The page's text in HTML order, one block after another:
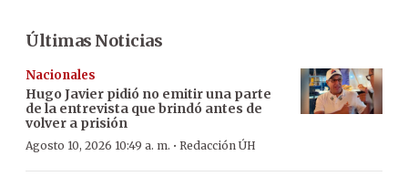
Últimas Noticias
Nacionales
Hugo Javier pidió no emitir una parte
de la entrevista que brindó antes de
volver a prisión
Agosto 10, 2026 10:49 a. m. · Redacción ÚH